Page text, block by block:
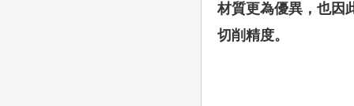
材質更為優異，也因
切削精度。